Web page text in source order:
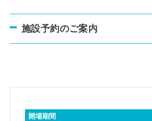
施設予約のご案内
開場期間